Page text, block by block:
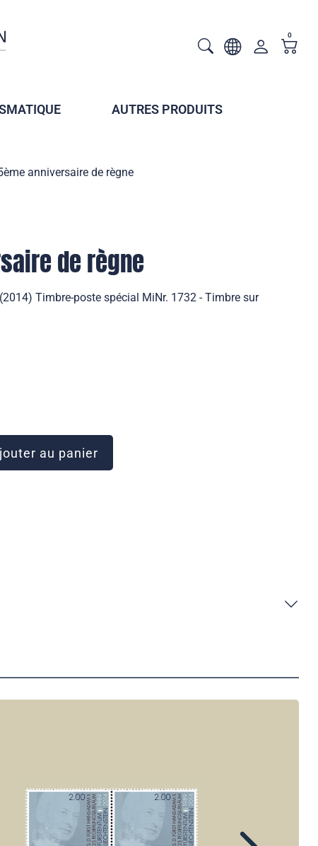
0
AUTRES PRODUITS
anniversaire de règne
de règne
Timbre-poste spécial MiNr. 1732 - Timbre sur
au panier